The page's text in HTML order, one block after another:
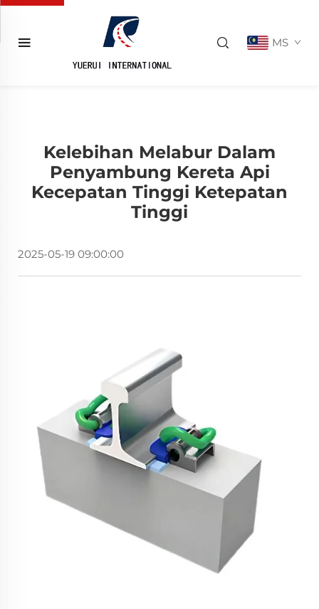
MS
Kelebihan Melabur Dalam
Penyambung Kereta Api
Kecepatan Tinggi Ketepatan
Tinggi
2025-05-19 09:00:00